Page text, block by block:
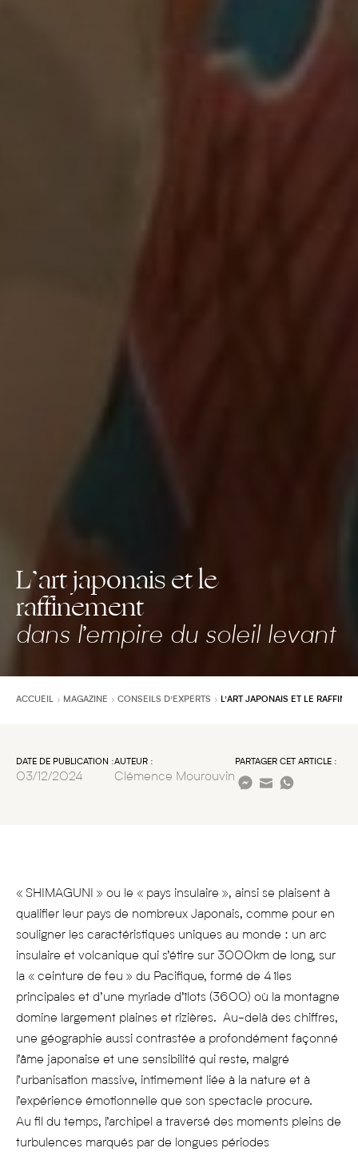
L’art japonais et le
raffinement
dans l’empire du soleil levant
ACCUEIL MAGAZINE CONSEILS D’EXPERTS L’ART JAPONAIS ET LE
DATE DE PUBLICATION :
03/12/2024
AUTEUR :
Clémence Mourouvin
PARTAGER CET ARTICLE :
« SHIMAGUNI » ou le « pays insulaire », ainsi se plaisent à
qualifier leur pays de nombreux Japonais, comme pour en
souligner les caractéristiques uniques au monde : un arc
insulaire et volcanique qui s’étire sur 3000km de long, sur
la « ceinture de feu » du Pacifique, formé de 4 îles
principales et d’une myriade d’îlots (3600) où la montagne
domine largement plaines et rizières. Au-delà des chiffres,
une géographie aussi contrastée a profondément façonné
l’âme japonaise et une sensibilité qui reste, malgré
l’urbanisation massive, intimement liée à la nature et à
l’expérience émotionnelle que son spectacle procure.
Au fil du temps, l’archipel a traversé des moments pleins de
turbulences marqués par de longues périodes